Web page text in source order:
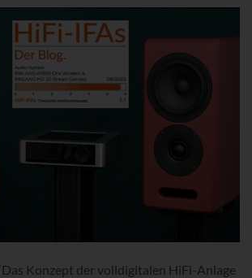
Konzept der volldigitalen HiFi-Anlage